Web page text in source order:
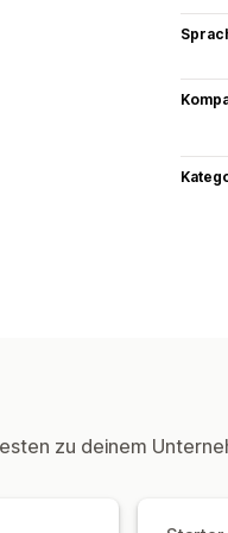
zu deinem